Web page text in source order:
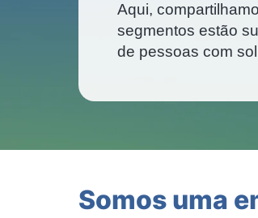
Aqui,
segmentos estão
de pessoas com
Somos uma